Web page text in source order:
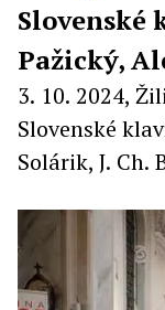
Slovenské
Pažický,
3. 10. 2024,
Slovenské klavírne duo
Solárik, J. Ch.